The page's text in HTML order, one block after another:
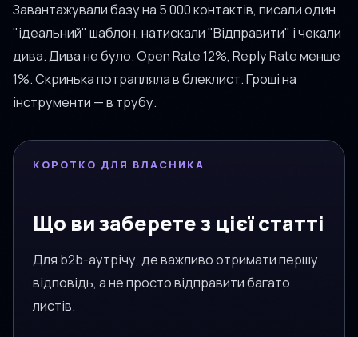
Завантажували базу на 5 000 контактів, писали один
"ідеальний" шаблон, натискали "Відправити" і чекали
дива. Дива не було. Open Rate 12%, Reply Rate менше
1%. Скринька потрапляла в блеклист. Гроші на
інструменти — в трубу.
КОРОТКО ДЛЯ ВЛАСНИКА
Що ви заберете з цієї статті
Для b2b-аутрічу, де важливо отримати першу
відповідь, а не просто відправити багато
листів.